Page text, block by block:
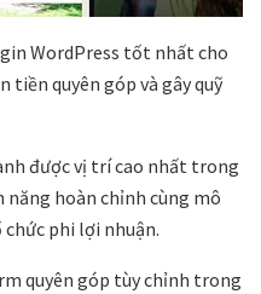
WordPress tốt nhất cho
tiền quyên góp và gây quỹ
được vị trí cao nhất trong
hoàn chỉnh cùng mô
phi lợi nhuận.
quyên góp tùy chỉnh trong